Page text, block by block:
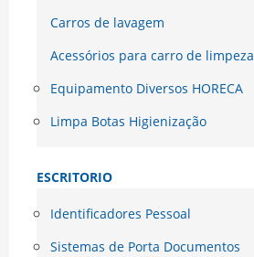
Carros de lavagem
Acessórios para carro de limpeza
Equipamento Diversos HORECA
Limpa Botas Higienização
ESCRITORIO
Identificadores Pessoal
Sistemas de Porta Documentos